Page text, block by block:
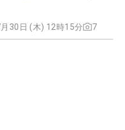
30日 (木) 12時15分 7